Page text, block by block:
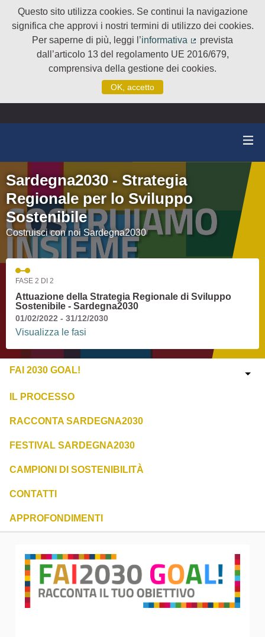
Questo sito utilizza cookies. Se continui la navigazione
significa che approvi i nostri termini di utilizzo dei cookies.
Per saperne di più, leggi l’informativa
(Collegamento
prevista
dall’articolo 13 del regolamento UE 2016/679,
comprensiva della gestione dei cookies.
OK, accetto
Sardegna2030 - Strategia
Regionale per lo Sviluppo
Sostenibile
Costruisci con noi Sardegna2030
FASE 2 DI 2
Attuazione della Strategia Regionale di Sviluppo
Sostenibile - Sardegna2030
01/02/2022 - 31/12/2030
Visualizza le fasi
FAI 2030 GOAL!
IL PROCESSO
RACCONTA SARDEGNA2030
FESTIVAL SARDEGNA2030
CAMPIONI DI SOSTENIBILITÀ
CONTATTI
APPROFONDIMENTI